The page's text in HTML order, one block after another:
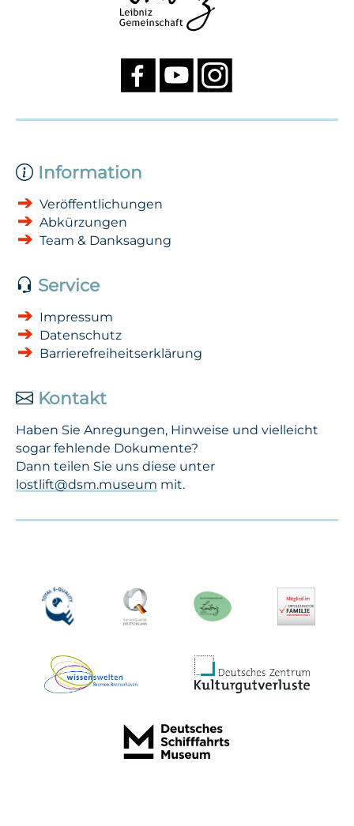
Information
Veröffentlichungen
Abkürzungen
Team & Danksagung
Service
Impressum
Datenschutz
Barrierefreiheitserklärung
Kontakt
Haben Sie Anregungen, Hinweise und vielleicht
sogar fehlende Dokumente?
Dann teilen Sie uns diese unter
lostlift@dsm.museum mit.